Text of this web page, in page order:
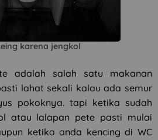
karena jengkol
adalah salah satu makanan
lahat sekali kalau ada semur
pokoknya. tapi ketika sudah
atau lalapan pete pasti mulai
ketika anda kencing di WC